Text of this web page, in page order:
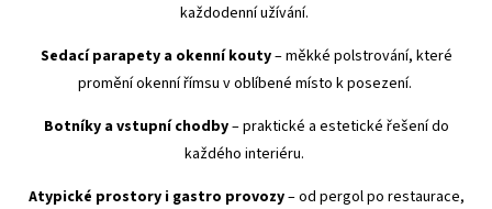
každodenní užívání.
Sedací parapety a okenní kouty– měkké polstrování, které
promění okenní římsu v oblíbené místo k posezení.
Botníky a vstupní chodby– praktické a estetické řešení do
každého interiéru.
Atypické prostory i gastro provozy– od pergol po restaurace,